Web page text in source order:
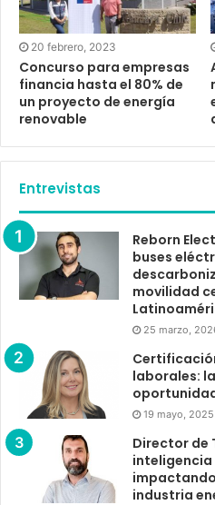
20 febrero, 2023
Concurso para empresas
financia hasta el 80% de
un proyecto de energía
renovable
Entrevistas
Reborn
buses
movilidad
25 marzo,
laborales:
19 mayo, 2025
Director de
industria